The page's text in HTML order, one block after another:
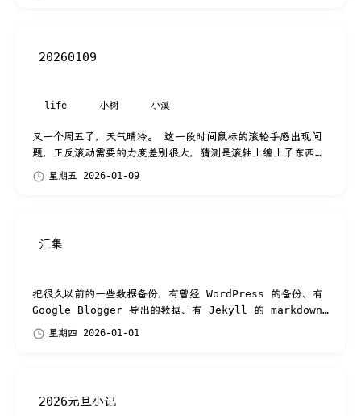
20260109
life 小树 小溪
又一个周五了，天气晴冷。 这一段时间鼠标的滚轮手感出现问
题，正反滚动需要的力度差别很大，猜测是滚轴上缠上了东西导
致的，这个东西不用直接看到也几乎可以...
星期五 2026-01-09
汇集
把很久以前的一些数据备份，有曾经 WordPress 的备份、有
Google Blogger 导出的数据、有 Jekyll 的 markdown
文件，有用了一段时间的 Typecho 的备份、有饭...
星期四 2026-01-01
2026元旦小记